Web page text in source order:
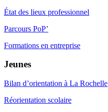
État des lieux professionnel
Parcours PoP’
Formations en entreprise
Jeunes
Bilan d’orientation à La Rochelle
Réorientation scolaire